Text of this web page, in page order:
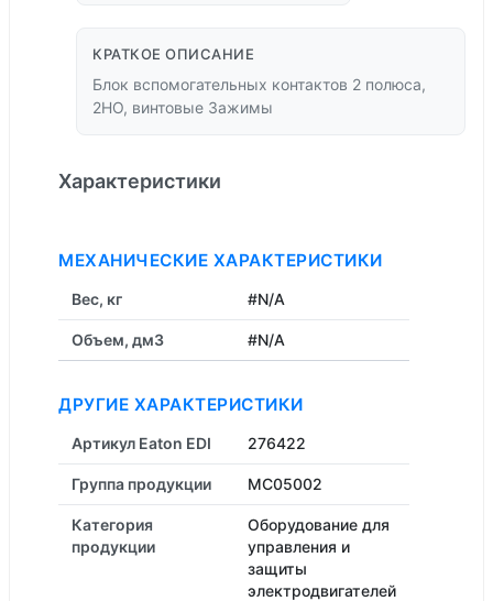
КРАТКОЕ ОПИСАНИЕ
Блок вспомогательных контактов 2 полюса,
2НО, винтовые Зажимы
Характеристики
МЕХАНИЧЕСКИЕ ХАРАКТЕРИСТИКИ
Вес, кг #N/A
Объем, дм3 #N/A
ДРУГИЕ ХАРАКТЕРИСТИКИ
Артикул Eaton EDI 276422
Группа продукции MC05002
Категория
продукции
Оборудование для
управления и
защиты
электродвигателей